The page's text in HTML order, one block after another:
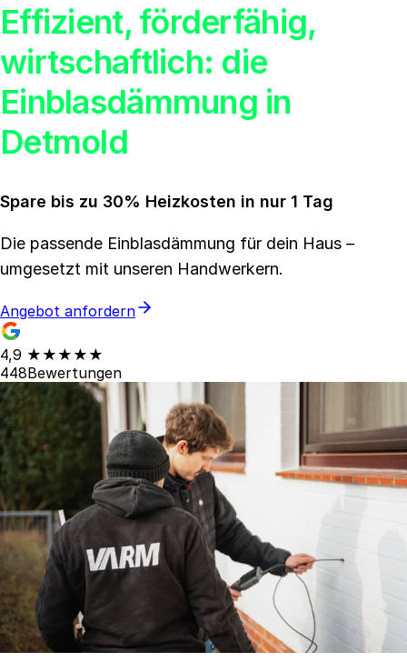
Effizient, förderfähig,
wirtschaftlich: die
Einblasdämmung in
Detmold
Spare bis zu 30% Heizkosten in nur 1 Tag
Die passende Einblasdämmung für dein Haus –
umgesetzt mit unseren Handwerkern.
Angebot anfordern
4,9 ★★★★★
448Bewertungen